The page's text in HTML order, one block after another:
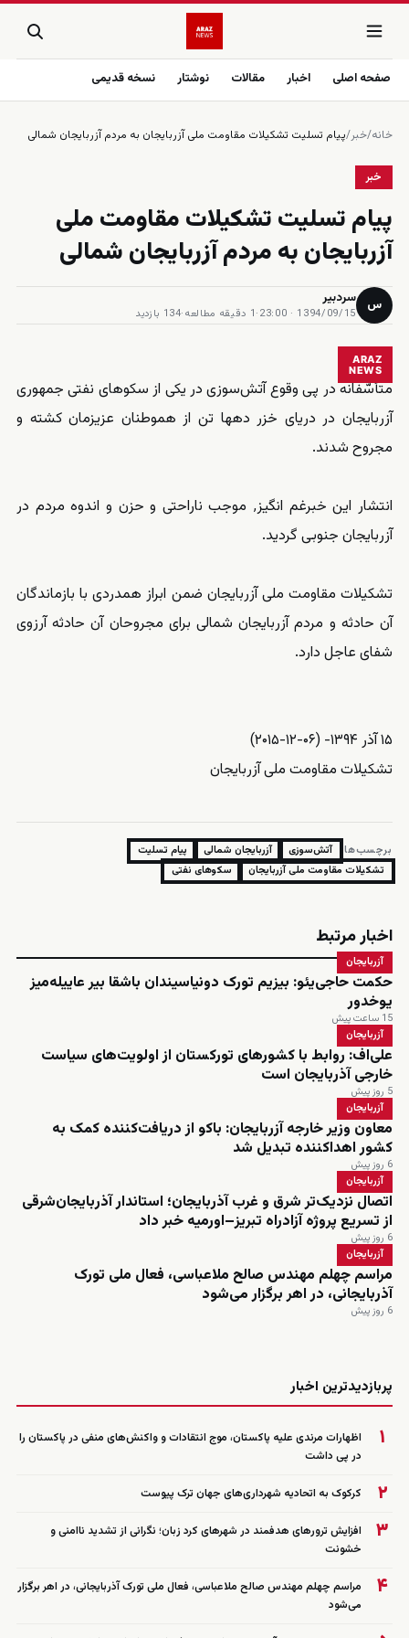
صفحه اصلی اخبار مقالات نوشتار نسخه قدیمی
خانه/خبر/پیام تسلیت تشکیلات مقاومت ملی‌ آزربایجان به مردم آزربایجان شمالی
خبر
پیام تسلیت تشکیلات مقاومت ملی‌
آزربایجان به مردم آزربایجان شمالی
س سردبیر
1394/09/15 · 23:00
·1 دقیقه مطالعه ·134 بازدید
ARAZ
NEWS
متأسّفانه در پی وقوع آتش‌سوزی در یکی از سکوهای نفتی جمهوری
آزربایجان در دریای خزر دهها تن از هموطنان عزیزمان کشته و
مجروح شدند.
انتشار این خبرغم انگیز٬ موجب ناراحتی و حزن و اندوه مردم در
آزربایجان جنوبی گردید.
تشکیلات مقاومت ملی‌ آزربایجان ضمن ابراز همدردی با بازماندگان
آن حادثه و مردم آزربایجان شمالی‌ برای مجروحان آن حادثه آرزوی
شفای عاجل دارد.
۱۵ آذر ۱۳۹۴- (۰۶-۱۲-۲۰۱۵)
تشکیلات مقاومت ملی‌ آزربایجان
برچسب‌ها: آتش‌سوزی آزربایجان شمالی
پیام تسلیت
تشکیلات مقاومت ملی آزربایجان
سکوهای نفتی
اخبار مرتبط
آزربایجان
حکمت حاجی‌یئو: بیزیم تورک دونیاسیندان باشقا بیر عاییله‌میز
یوخدور
15 ساعت پیش
آزربایجان
علی‌اف: روابط با کشورهای تورکستان از اولویت‌های سیاست
خارجی آذربایجان است
5 روز پیش
آزربایجان
معاون وزیر خارجه آزربایجان: باکو از دریافت‌کننده کمک به
کشور اهداکننده تبدیل شد
6 روز پیش
آزربایجان
اتصال نزدیک‌تر شرق و غرب آذربایجان؛ استاندار آذربایجان‌شرقی
از تسریع پروژه آزادراه تبریز–اورمیه خبر داد
6 روز پیش
آزربایجان
مراسم چهلم مهندس صالح ملاعباسی، فعال ملی تورک
آذربایجانی، در اهر برگزار می‌شود
6 روز پیش
پربازدیدترین اخبار
۱
اظهارات مرندی علیه پاکستان، موج انتقادات و واکنش‌های منفی در پاکستان را
در پی داشت
۲ کرکوک به اتحادیه شهرداری‌های جهان ترک پیوست
۳
افزایش ترورهای هدفمند در شهرهای کرد زبان؛ نگرانی از تشدید ناامنی و
خشونت
۴
مراسم چهلم مهندس صالح ملاعباسی، فعال ملی تورک آذربایجانی، در اهر برگزار
می‌شود